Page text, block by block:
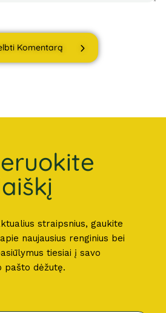
Komentarą
straipsnius, gaukite
naujausius renginius bei
tiesiai į savo
pašto dėžutę.